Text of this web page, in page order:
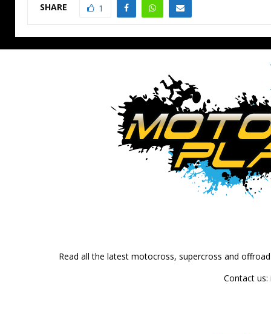
SHARE 1
Read all the latest motocross, supercross and
Contact us: